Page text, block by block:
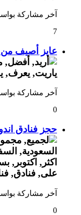
آخر مشاركة
7
عايز أصيف من
آخر مشاركة
0
حجز فنادق
آخر مشاركة
0